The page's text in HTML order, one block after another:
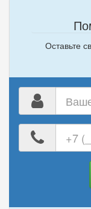
Оставьте